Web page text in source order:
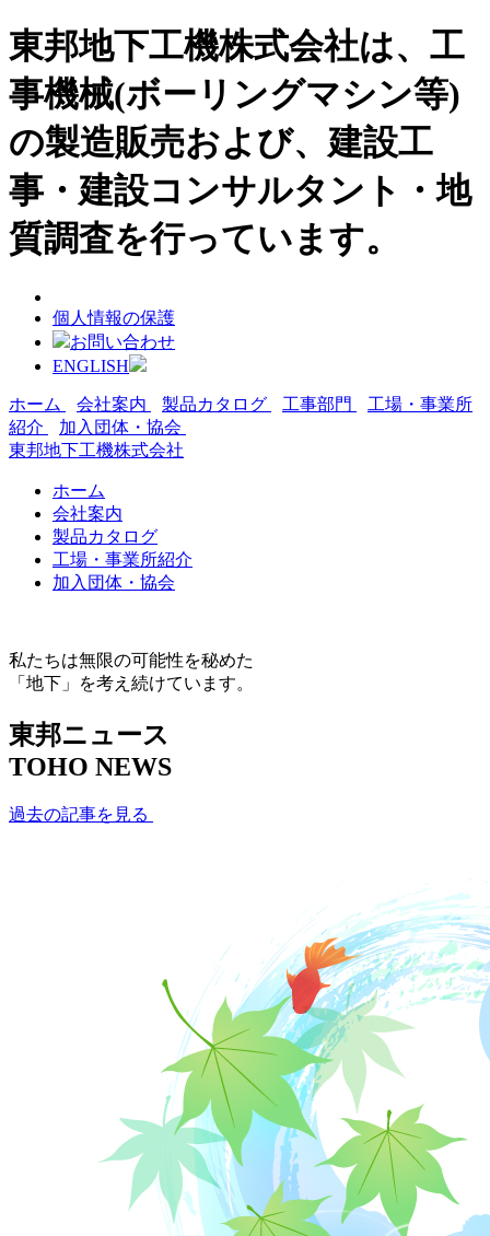
東邦地下工機株式会社は、工
事機械(ボーリングマシン等)
の製造販売および、建設工
事・建設コンサルタント・地
質調査を行っています。
個人情報の保護
お問い合わせ
ENGLISH
ホーム 会社案内 製品カタログ 工事部門
工場・事業所
紹介
加入団体・協会
東邦地下工機株式会社
ホーム
会社案内
製品カタログ
工場・事業所紹介
加入団体・協会
私たちは無限の可能性を秘めた
「地下」を考え続けています。
東邦ニュース
TOHO NEWS
過去の記事を見る